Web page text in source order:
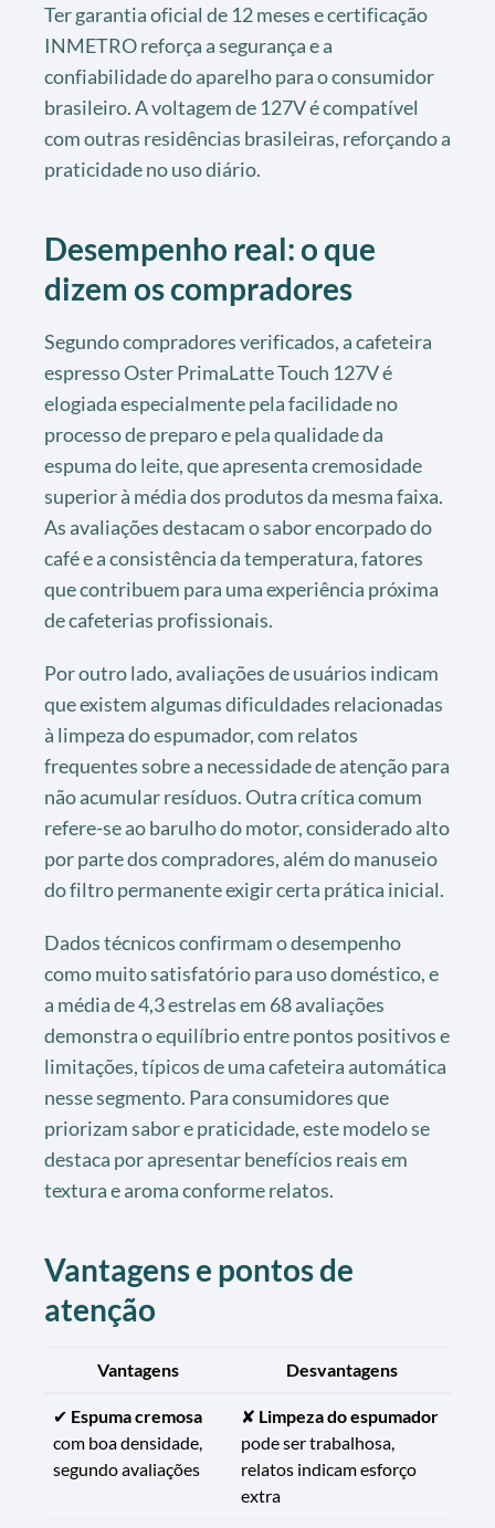
Ter garantia oficial de 12 meses e certificação
INMETRO reforça a segurança e a
confiabilidade do aparelho para o consumidor
brasileiro. A voltagem de 127V é compatível
com outras residências brasileiras, reforçando a
praticidade no uso diário.
Desempenho real: o que
dizem os compradores
Segundo compradores verificados, a cafeteira
espresso Oster PrimaLatte Touch 127V é
elogiada especialmente pela facilidade no
processo de preparo e pela qualidade da
espuma do leite, que apresenta cremosidade
superior à média dos produtos da mesma faixa.
As avaliações destacam o sabor encorpado do
café e a consistência da temperatura, fatores
que contribuem para uma experiência próxima
de cafeterias profissionais.
Por outro lado, avaliações de usuários indicam
que existem algumas dificuldades relacionadas
à limpeza do espumador, com relatos
frequentes sobre a necessidade de atenção para
não acumular resíduos. Outra crítica comum
refere-se ao barulho do motor, considerado alto
por parte dos compradores, além do manuseio
do filtro permanente exigir certa prática inicial.
Dados técnicos confirmam o desempenho
como muito satisfatório para uso doméstico, e
a média de 4,3 estrelas em 68 avaliações
demonstra o equilíbrio entre pontos positivos e
limitações, típicos de uma cafeteira automática
nesse segmento. Para consumidores que
priorizam sabor e praticidade, este modelo se
destaca por apresentar benefícios reais em
textura e aroma conforme relatos.
Vantagens e pontos de
atenção
Vantagens Desvantagens
✔ Espuma cremosa
com boa densidade,
segundo avaliações
✘ Limpeza do espumador
pode ser trabalhosa,
relatos indicam esforço
extra